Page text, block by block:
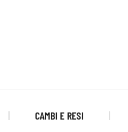
CAMBI E RESI